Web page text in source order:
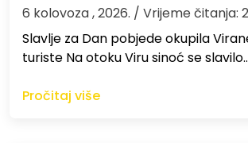
6 kolovoza , 2026. / Vrijeme čitanja:
Slavlje za Dan pobjede okupila
turiste Na otoku Viru sinoć se
Pročitaj više